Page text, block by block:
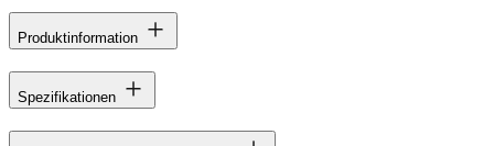
Produktinformation
Spezifikationen